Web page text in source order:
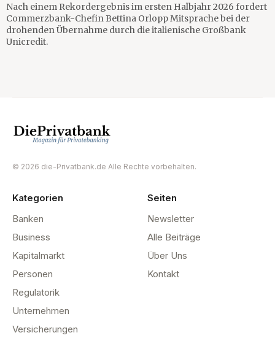
Nach einem Rekordergebnis im ersten Halbjahr 2026 fordert
Commerzbank-Chefin Bettina Orlopp Mitsprache bei der
drohenden Übernahme durch die italienische Großbank
Unicredit.
© 2026 die-Privatbank.de Alle Rechte vorbehalten.
Kategorien
Banken
Business
Kapitalmarkt
Personen
Regulatorik
Unternehmen
Versicherungen
Seiten
Newsletter
Alle Beiträge
Über Uns
Kontakt